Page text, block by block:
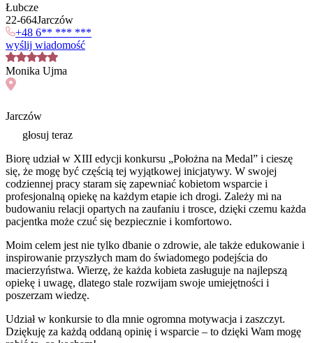
Łubcze
22-664Jarczów
+48 6** *** ***
wyślij wiadomość
Monika Ujma
Jarczów
głosuj teraz
Biorę udział w XIII edycji konkursu „Położna na Medal” i cieszę
się, że mogę być częścią tej wyjątkowej inicjatywy. W swojej
codziennej pracy staram się zapewniać kobietom wsparcie i
profesjonalną opiekę na każdym etapie ich drogi. Zależy mi na
budowaniu relacji opartych na zaufaniu i trosce, dzięki czemu każda
pacjentka może czuć się bezpiecznie i komfortowo.
Moim celem jest nie tylko dbanie o zdrowie, ale także edukowanie i
inspirowanie przyszłych mam do świadomego podejścia do
macierzyństwa. Wierzę, że każda kobieta zasługuje na najlepszą
opiekę i uwagę, dlatego stale rozwijam swoje umiejętności i
poszerzam wiedzę.
Udział w konkursie to dla mnie ogromna motywacja i zaszczyt.
Dziękuję za każdą oddaną opinię i wsparcie – to dzięki Wam mogę